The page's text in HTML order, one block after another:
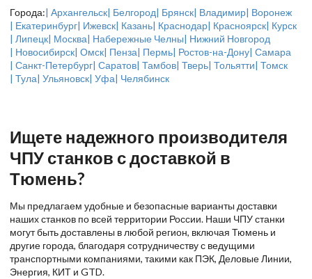
Города:| Архангельск| Белгород| Брянск| Владимир| Воронеж
| Екатеринбург| Ижевск| Казань| Краснодар| Красноярск| Курск
| Липецк| Москва| Набережные Челны| Нижний Новгород
| Новосибирск| Омск| Пенза| Пермь| Ростов-на-Дону| Самара
| Санкт-Петербург| Саратов| Тамбов| Тверь| Тольятти| Томск
| Тула| Ульяновск| Уфа| Челябинск
Ищете надежного производителя
ЧПУ станков с доставкой в
Тюмень?
Мы предлагаем удобные и безопасные варианты доставки
наших станков по всей территории России. Наши ЧПУ станки
могут быть доставлены в любой регион, включая Тюмень и
другие города, благодаря сотрудничеству с ведущими
транспортными компаниями, такими как ПЭК, Деловые Линии,
Энергия, КИТ и GTD.